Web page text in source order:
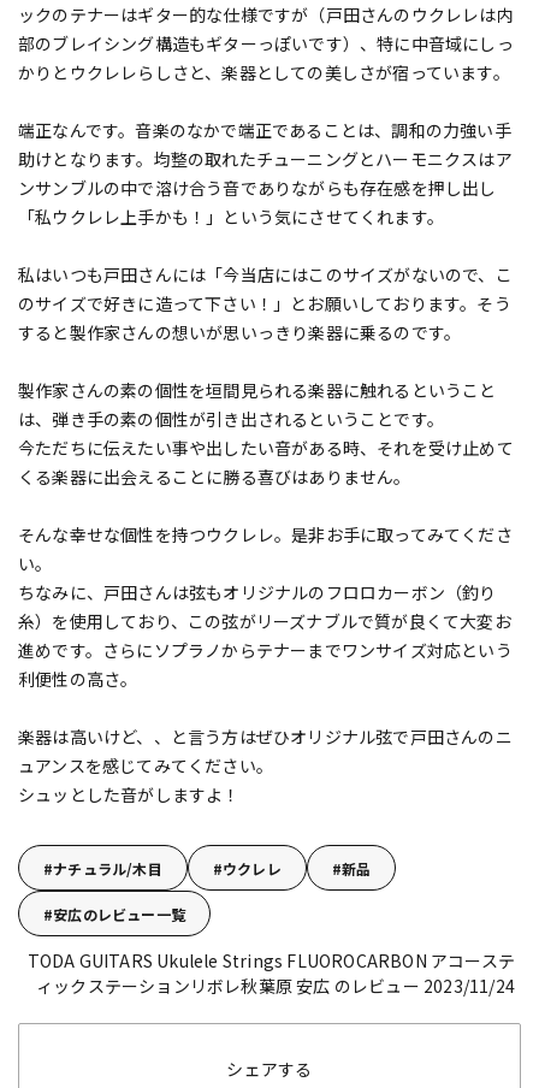
ックのテナーはギター的な仕様ですが（戸田さんのウクレレは内
部のブレイシング構造もギターっぽいです）、特に中音域にしっ
かりとウクレレらしさと、楽器としての美しさが宿っています。
端正なんです。音楽のなかで端正であることは、調和の力強い手
助けとなります。均整の取れたチューニングとハーモニクスはア
ンサンブルの中で溶け合う音でありながらも存在感を押し出し
「私ウクレレ上手かも！」という気にさせてくれます。
私はいつも戸田さんには「今当店にはこのサイズがないので、こ
のサイズで好きに造って下さい！」とお願いしております。そう
すると製作家さんの想いが思いっきり楽器に乗るのです。
製作家さんの素の個性を垣間見られる楽器に触れるということ
は、弾き手の素の個性が引き出されるということです。
今ただちに伝えたい事や出したい音がある時、それを受け止めて
くる楽器に出会えることに勝る喜びはありません。
そんな幸せな個性を持つウクレレ。是非お手に取ってみてくださ
い。
ちなみに、戸田さんは弦もオリジナルのフロロカーボン（釣り
糸）を使用しており、この弦がリーズナブルで質が良くて大変お
進めです。さらにソプラノからテナーまでワンサイズ対応という
利便性の高さ。
楽器は高いけど、、と言う方はぜひオリジナル弦で戸田さんのニ
ュアンスを感じてみてください。
シュッとした音がしますよ！
ナチュラル/木目 ウクレレ 新品
安広のレビュー一覧
TODA GUITARS Ukulele Strings FLUOROCARBON アコーステ
ィックステーションリボレ秋葉原 安広 のレビュー 2023/11/24
シェアする